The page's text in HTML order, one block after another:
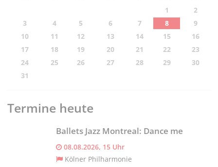
1
2
3
4 5 6 7 8
9
10
11 12 13 14 15
16
17
18 19 20 21 22
23
24
25 26 27 28 29
30
31
Termine heute
Ballets Jazz Montreal: Dance me
08.08.2026, 15 Uhr
Kölner Philharmonie